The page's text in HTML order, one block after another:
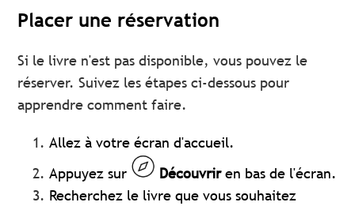
Placer une réservation
Si le livre n'est pas disponible, vous pouvez le
réserver. Suivez les étapes ci-dessous pour
apprendre comment faire.
Allez à votre écran d'accueil.
Appuyez sur
Découvriren bas de l'écran.
Recherchez le livre que vous souhaitez